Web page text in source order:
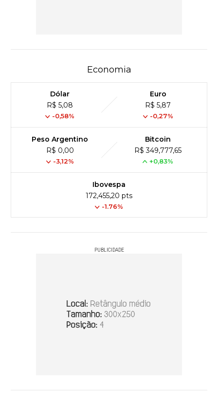
Economia
Dólar
R$ 5,08
-0,58%
Euro
R$ 5,87
-0,27%
Peso Argentino
R$ 0,00
-3,12%
Bitcoin
R$ 349,777,65
+0,83%
Ibovespa
172,455,20 pts
-1.76%
PUBLICIDADE